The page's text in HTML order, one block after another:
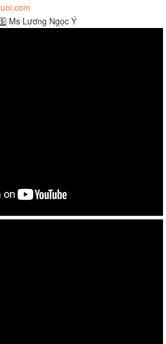
Ms Lương Ngọc Ý